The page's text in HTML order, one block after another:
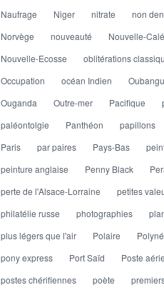
Naufrage
Niger nitrate non
Norvège
nouveauté
Nouvelle-
Nouvelle-Ecosse
oblitérations
Occupation
océan Indien
Ouganda
Outre-mer Pacifique
paléontolgie
Panthéon papillons
Paris
par paires Pays-Bas
peinture anglaise
Penny Black
perte de l'Alsace-Lorraine
petites
philatélie russe
photographies
plus légers que l'air
Polaire
pony express
Port Saïd
Poste
postes chérifiennes
poète